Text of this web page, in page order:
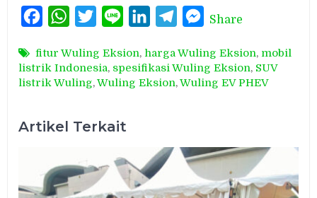
FacebookWhatsAppTwitterLine LinkedInTelegramMessenger
Share
fitur Wuling Eksion,harga Wuling Eksion, mobil
listrik Indonesia, spesifikasi Wuling Eksion, SUV
listrik Wuling,Wuling Eksion,Wuling EV PHEV
Artikel Terkait